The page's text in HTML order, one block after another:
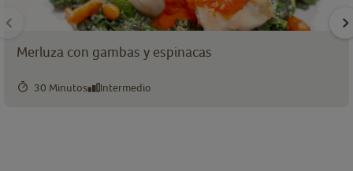
Merluza con gambas y espinacas
30 Minutos Intermedio